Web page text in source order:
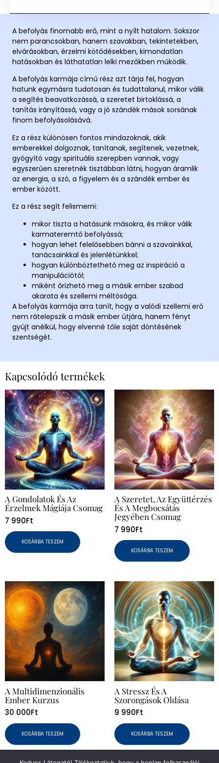
A befolyás finomabb erő, mint a nyílt hatalom. Sokszor
nem parancsokban, hanem szavakban, tekintetekben,
elvárásokban, érzelmi kötődésekben, kimondatlan
hatásokban és láthatatlan lelki mezőkben működik.
A befolyás karmája című rész azt tárja fel, hogyan
hatunk egymásra tudatosan és tudattalanul, mikor válik
a segítés beavatkozássá, a szeretet birtoklássá, a
tanítás irányítássá, vagy a jó szándék mások sorsának
finom befolyásolásává.
Ez a rész különösen fontos mindazoknak, akik
emberekkel dolgoznak, tanítanak, segítenek, vezetnek,
gyógyító vagy spirituális szerepben vannak, vagy
egyszerűen szeretnék tisztábban látni, hogyan áramlik
az energia, a szó, a figyelem és a szándék ember és
ember között.
Ez a rész segít felismerni:
mikor tiszta a hatásunk másokra, és mikor válik
karmateremtő befolyássá;
hogyan lehet felelősebben bánni a szavainkkal,
tanácsainkkal és jelenlétünkkel;
hogyan különböztethető meg az inspiráció a
manipulációtól;
miként őrizhető meg a másik ember szabad
akarata és szellemi méltósága.
A befolyás karmája arra tanít, hogy a valódi szellemi erő
nem rátelepszik a másik ember útjára, hanem fényt
gyújt anélkül, hogy elvenné tőle saját döntésének
szentségét.
Kapcsolódó termékek
A Gondolatok És Az
Érzelmek Mágiája Csomag
7 990Ft
KOSÁRBA TESZEM
A Szeretet, Az Együttérzés
És A Megbocsátás
Jegyében Csomag
7 990Ft
KOSÁRBA TESZEM
A Multidimenzionális
Ember Kurzus
30 000Ft
KOSÁRBA TESZEM
A Stressz És A
Szorongások Oldása
9 990Ft
KOSÁRBA TESZEM